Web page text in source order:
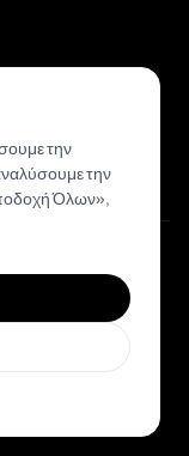
την
την
Όλων»,